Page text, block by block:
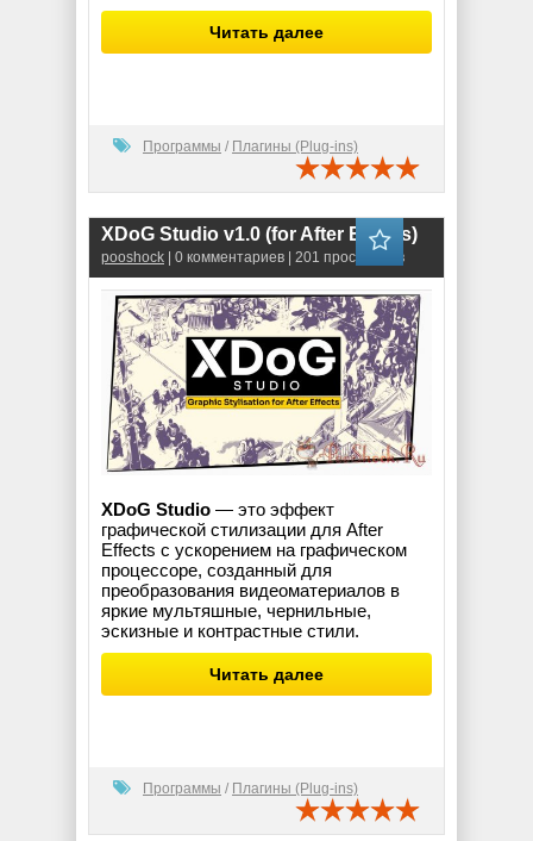
Читать далее
Программы / Плагины (Plug-ins)
XDoG Studio v1.0 (for After Effects)
pooshock | 0 комментариев | 201 просмотров
XDoG Studio — это эффект
графической стилизации для After
Effects с ускорением на графическом
процессоре, созданный для
преобразования видеоматериалов в
яркие мультяшные, чернильные,
эскизные и контрастные стили.
Читать далее
Программы / Плагины (Plug-ins)